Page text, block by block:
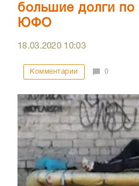
большие долги по
ЮФО
18.03.2020 10:03
Комментарии 0